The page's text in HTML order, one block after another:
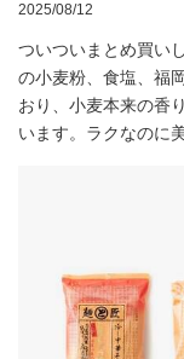
2025/08/12
ついついまとめ買い
の小麦粉、食塩、福
おり、小麦本来の香
います。ラクなのに